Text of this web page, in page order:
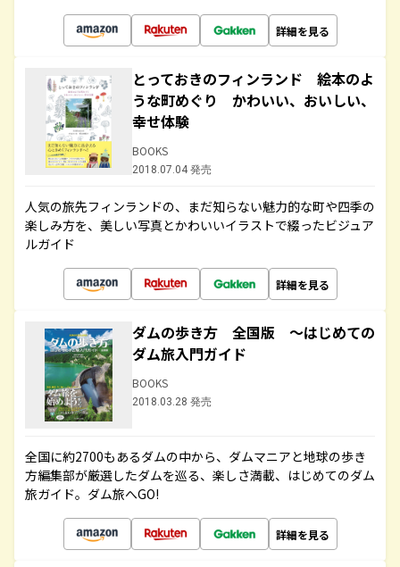
詳細を見る
とっておきのフィンランド 絵本のよ
うな町めぐり かわいい、おいしい、
幸せ体験
BOOKS
2018.07.04 発売
人気の旅先フィンランドの、まだ知らない魅力的な町や四季の
楽しみ方を、美しい写真とかわいいイラストで綴ったビジュア
ルガイド
詳細を見る
ダムの歩き方 全国版 ～はじめての
ダム旅入門ガイド
BOOKS
2018.03.28 発売
全国に約2700もあるダムの中から、ダムマニアと地球の歩き
方編集部が厳選したダムを巡る、楽しさ満載、はじめてのダム
旅ガイド。ダム旅へGO!
詳細を見る